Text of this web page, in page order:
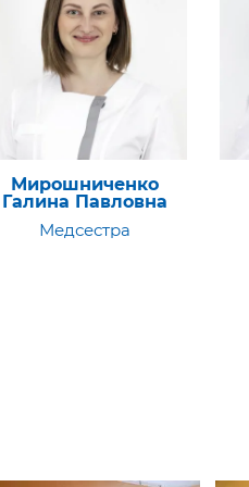
Забугина Анна
Кирилловна
Медсестра